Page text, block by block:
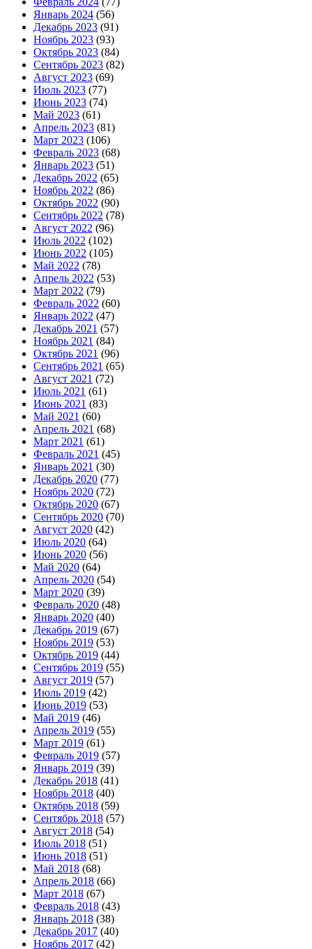
Январь 2024 (56)
Декабрь 2023 (91)
Ноябрь 2023 (93)
Октябрь 2023 (84)
Сентябрь 2023 (82)
Август 2023 (69)
Июль 2023 (77)
Июнь 2023 (74)
Май 2023 (61)
Апрель 2023 (81)
Март 2023 (106)
Февраль 2023 (68)
Январь 2023 (51)
Декабрь 2022 (65)
Ноябрь 2022 (86)
Октябрь 2022 (90)
Сентябрь 2022 (78)
Август 2022 (96)
Июль 2022 (102)
Июнь 2022 (105)
Май 2022 (78)
Апрель 2022 (53)
Март 2022 (79)
Февраль 2022 (60)
Январь 2022 (47)
Декабрь 2021 (57)
Ноябрь 2021 (84)
Октябрь 2021 (96)
Сентябрь 2021 (65)
Август 2021 (72)
Июль 2021 (61)
Июнь 2021 (83)
Май 2021 (60)
Апрель 2021 (68)
Март 2021 (61)
Февраль 2021 (45)
Январь 2021 (30)
Декабрь 2020 (77)
Ноябрь 2020 (72)
Октябрь 2020 (67)
Сентябрь 2020 (70)
Август 2020 (42)
Июль 2020 (64)
Июнь 2020 (56)
Май 2020 (64)
Апрель 2020 (54)
Март 2020 (39)
Февраль 2020 (48)
Январь 2020 (40)
Декабрь 2019 (67)
Ноябрь 2019 (53)
Октябрь 2019 (44)
Сентябрь 2019 (55)
Август 2019 (57)
Июль 2019 (42)
Июнь 2019 (53)
Май 2019 (46)
Апрель 2019 (55)
Март 2019 (61)
Февраль 2019 (57)
Январь 2019 (39)
Декабрь 2018 (41)
Ноябрь 2018 (40)
Октябрь 2018 (59)
Сентябрь 2018 (57)
Август 2018 (54)
Июль 2018 (51)
Июнь 2018 (51)
Май 2018 (68)
Апрель 2018 (66)
Март 2018 (67)
Февраль 2018 (43)
Январь 2018 (38)
Декабрь 2017 (40)
Ноябрь 2017 (42)